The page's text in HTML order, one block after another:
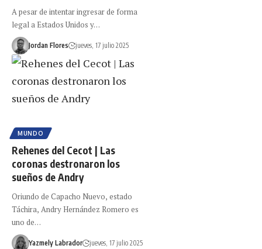
A pesar de intentar ingresar de forma
legal a Estados Unidos y…
Jordan Flores jueves, 17 julio 2025
MUNDO
Rehenes del Cecot | Las
coronas destronaron los
sueños de Andry
Oriundo de Capacho Nuevo, estado
Táchira, Andry Hernández Romero es
uno de…
Yazmely Labrador jueves, 17 julio 2025